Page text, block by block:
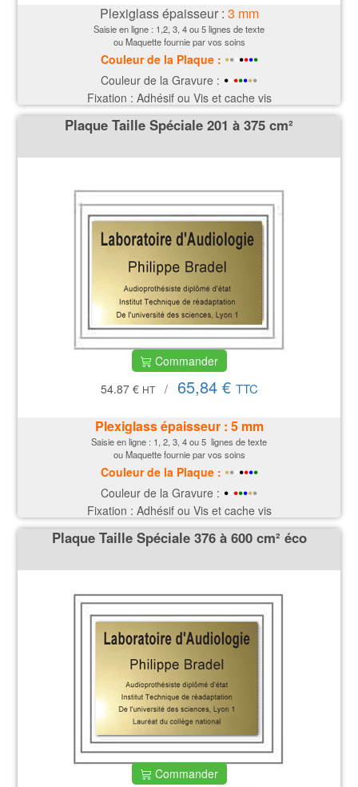
Plexiglass épaisseur : 3 mm
Saisie en ligne : 1,2, 3, 4 ou 5 lignes de texte
ou Maquette fournie par vos soins
Couleur de la Plaque : ••• ••••
Couleur de la Gravure : • •••••
Fixation : Adhésif ou Vis et cache vis
Plaque Taille Spéciale 201 à 375 cm²
Commander
54.87 € HT / 65,84 € TTC
Plexiglass épaisseur : 5 mm
Saisie en ligne : 1, 2, 3, 4 ou 5 lignes de texte
ou Maquette fournie par vos soins
Couleur de la Plaque : ••• ••••
Couleur de la Gravure : • •••••
Fixation : Adhésif ou Vis et cache vis
Plaque Taille Spéciale 376 à 600 cm² éco
Commander